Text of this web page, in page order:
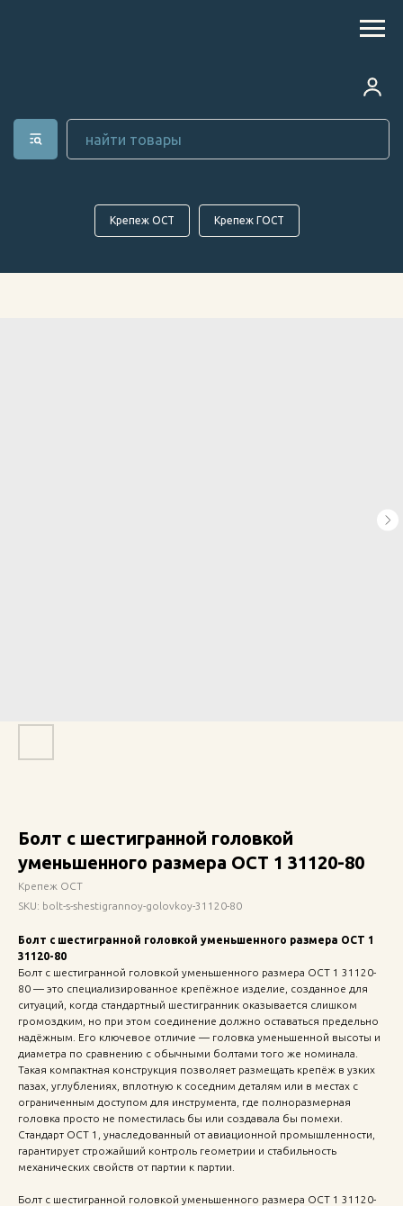
Крепеж ОСТ Крепеж ГОСТ
Болт с шестигранной головкой
уменьшенного размера ОСТ 1 31120-80
Крепеж ОСТ
SKU: bolt-s-shestigrannoy-golovkoy-31120-80
Болт с шестигранной головкой уменьшенного размера ОСТ 1
31120-80
Болт с шестигранной головкой уменьшенного размера ОСТ 1 31120-
80 — это специализированное крепёжное изделие, созданное для
ситуаций, когда стандартный шестигранник оказывается слишком
громоздким, но при этом соединение должно оставаться предельно
надёжным. Его ключевое отличие — головка уменьшенной высоты и
диаметра по сравнению с обычными болтами того же номинала.
Такая компактная конструкция позволяет размещать крепёж в узких
пазах, углублениях, вплотную к соседним деталям или в местах с
ограниченным доступом для инструмента, где полноразмерная
головка просто не поместилась бы или создавала бы помехи.
Стандарт ОСТ 1, унаследованный от авиационной промышленности,
гарантирует строжайший контроль геометрии и стабильность
механических свойств от партии к партии.
Болт с шестигранной головкой уменьшенного размера ОСТ 1 31120-